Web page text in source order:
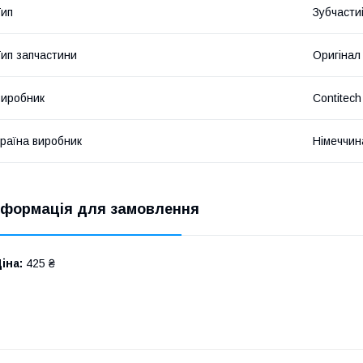
запчастини Оригінал
Contitech
виробник
для замовлення
425 ₴